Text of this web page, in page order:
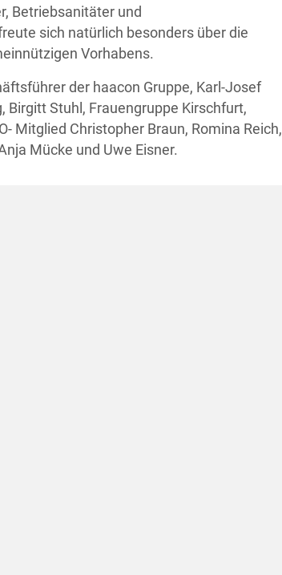
Betriebsanitäter und
sich natürlich besonders über die
Vorhabens.
der haacon Gruppe, Karl-Josef
Birgitt Stuhl, Frauengruppe Kirschfurt,
Mitglied Christopher Braun, Romina Reich,
Mücke und Uwe Eisner.